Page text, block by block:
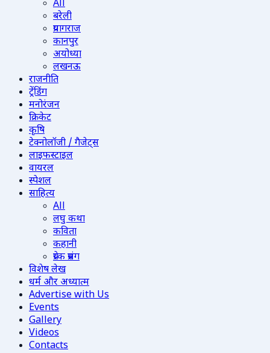
All
बरेली
प्रयागराज
कानपुर
अयोध्या
लखनऊ
राजनीति
ट्रेंडिंग
मनोरंजन
क्रिकेट
कृषि
टेक्नोलॉजी / गैजेट्स
लाइफस्टाइल
वायरल
स्पेशल
साहित्य
All
लघु कथा
कविता
कहानी
प्रेरक प्रसंग
विशेष लेख
धर्म और अध्यात्म
Advertise with Us
Events
Gallery
Videos
Contacts